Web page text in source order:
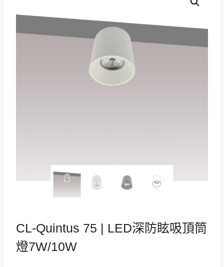
CL-Quintus 75 | LED深防眩吸頂筒
燈7W/10W